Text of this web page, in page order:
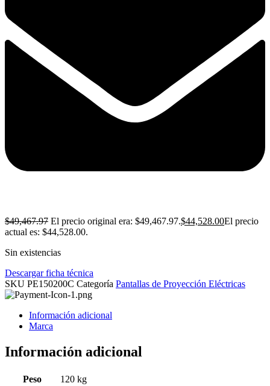
$49,467.97 El precio original era: $49,467.97.$44,528.00El precio
actual es: $44,528.00.
Sin existencias
Descargar ficha técnica
SKU PE150200C Categoría Pantallas de Proyección Eléctricas
Información adicional
Marca
Información adicional
Peso
120 kg